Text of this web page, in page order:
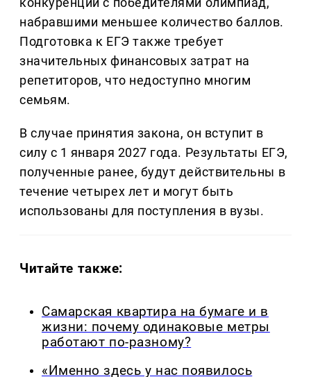
набравшими меньшее количество баллов.
Подготовка к ЕГЭ также требует
значительных финансовых затрат на
репетиторов, что недоступно многим
семьям.
В случае принятия закона, он вступит в
силу с 1 января 2027 года. Результаты ЕГЭ,
полученные ранее, будут действительны в
течение четырех лет и могут быть
использованы для поступления в вузы.
Читайте также:
Самарская квартира на бумаге и в
жизни: почему одинаковые метры
работают по-разному?
«Именно здесь у нас появилось